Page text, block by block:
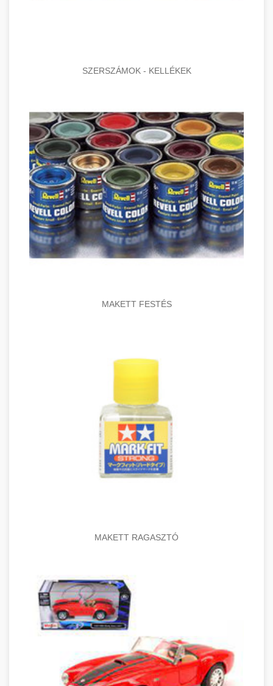
SZERSZÁMOK - KELLÉKEK
MAKETT FESTÉS
MAKETT RAGASZTÓ